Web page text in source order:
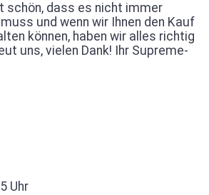
schön, dass es nicht immer
und wenn wir Ihnen den Kauf
können, haben wir alles richtig
uns, vielen Dank! Ihr Supreme-
Uhr